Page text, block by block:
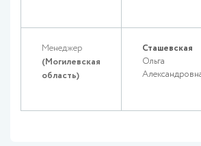
Менеджер
(Могилевская
область)
Сташевская
Ольга